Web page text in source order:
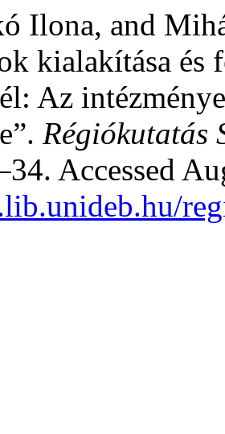
Ilona, and
kialakítása és
Az
Régiókutatás
Accessed